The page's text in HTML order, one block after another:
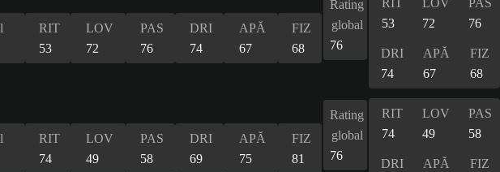
RIT
53
LOV
72
PAS
76
DRI
74
APĂ
67
FIZ
68
Rating
global
76
53
72
76
DRI
74
APĂ
67
FIZ
68
RIT
74
LOV
49
PAS
58
DRI
69
APĂ
75
FIZ
81
Rating
global
76
RIT
74
LOV
49
PAS
58
DRI
APĂ
FIZ